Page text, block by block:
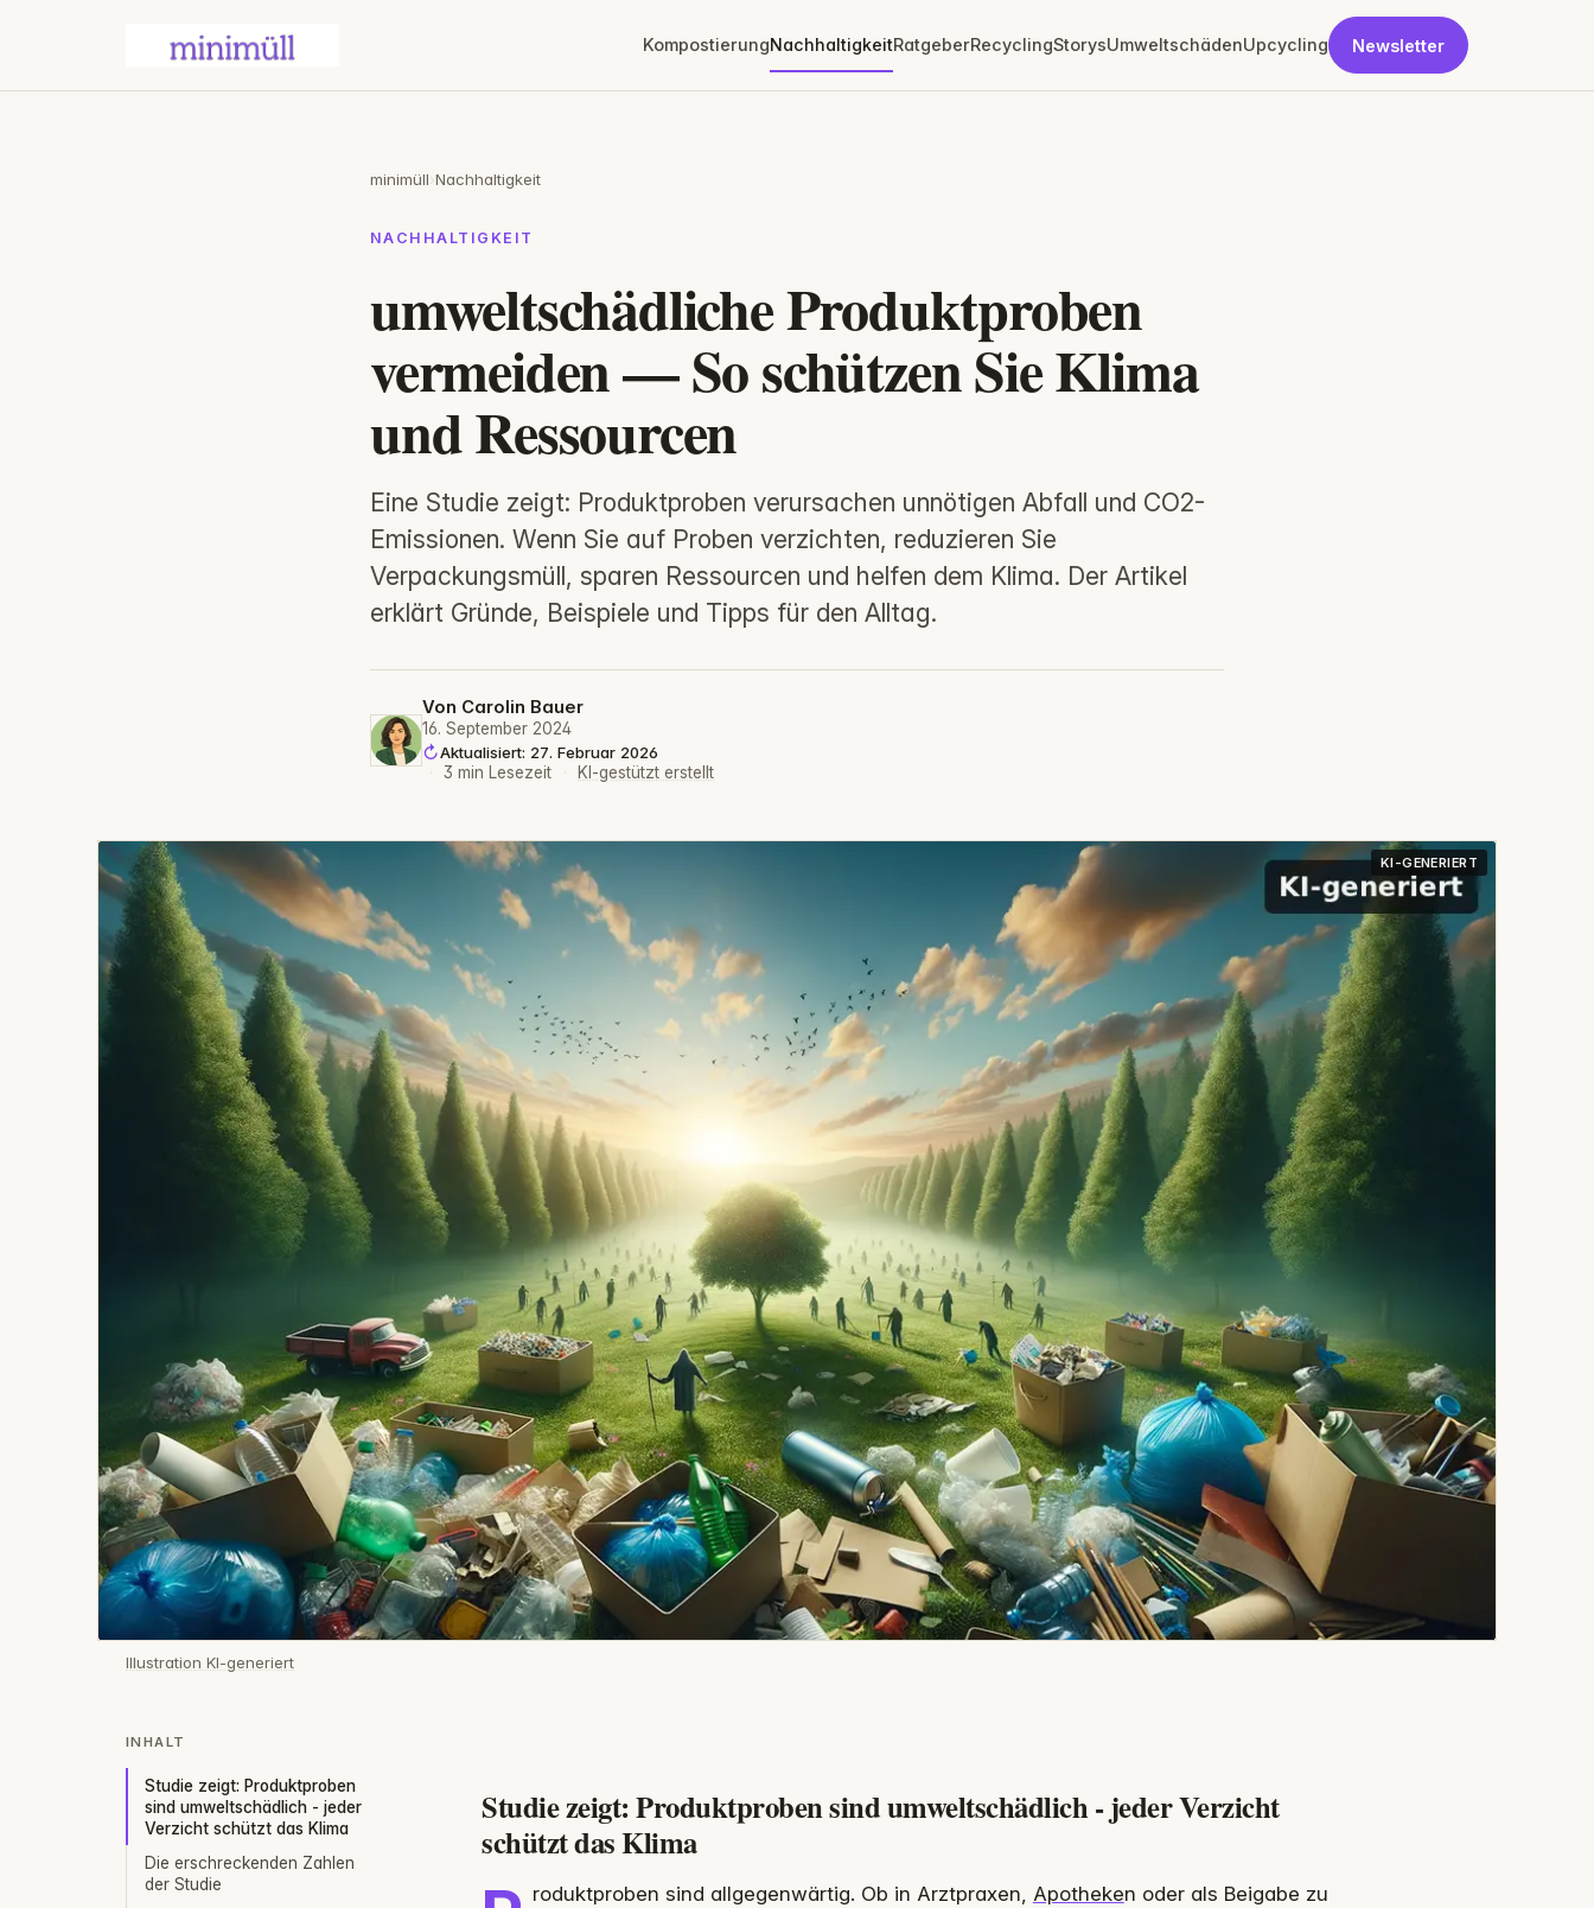
KompostierungNachhaltigkeitRatgeberRecyclingStorysUmweltschädenUpcycling Newsletter
minimüll›Nachhaltigkeit
NACHHALTIGKEIT
umweltschädliche Produktproben
vermeiden — So schützen Sie Klima
und Ressourcen
Eine Studie zeigt: Produktproben verursachen unnötigen Abfall und CO2-
Emissionen. Wenn Sie auf Proben verzichten, reduzieren Sie
Verpackungsmüll, sparen Ressourcen und helfen dem Klima. Der Artikel
erklärt Gründe, Beispiele und Tipps für den Alltag.
Von Carolin Bauer
16. September 2024
Aktualisiert: 27. Februar 2026
·
3 min Lesezeit · KI-gestützt erstellt
KI-GENERIERT
Illustration KI-generiert
INHALT
Studie zeigt: Produktproben
sind umweltschädlich - jeder
Verzicht schützt das Klima
Die erschreckenden Zahlen
der Studie
Studie zeigt: Produktproben sind umweltschädlich - jeder Verzicht
schützt das Klima
roduktproben sind allgegenwärtig. Ob in Arztpraxen, Apotheken oder als Beigabe zu